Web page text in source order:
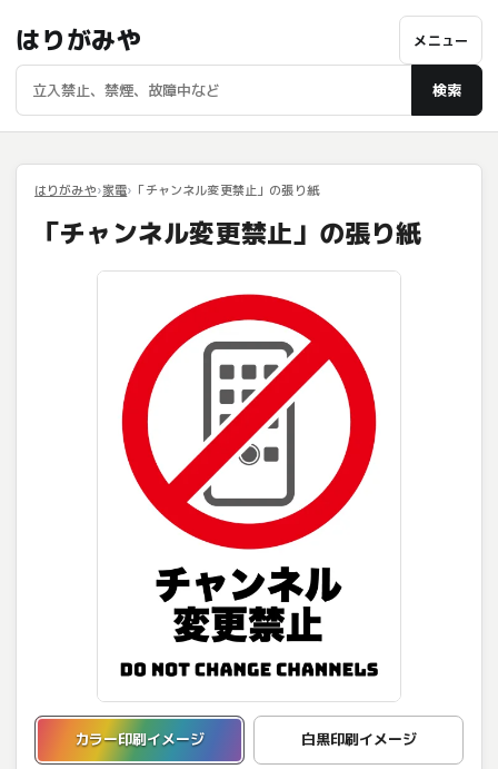
はりがみや
検索
メニュー
はりがみや 家電 「チャンネル変更禁止」の張り紙
「チャンネル変更禁止」の張り紙
カラー印刷イメージ 白黒印刷イメージ
カラー印刷イメージを表示しています。